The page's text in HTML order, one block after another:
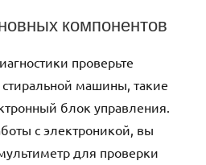
компонентов
проверьте
машины, такие
блок управления.
с электроникой, вы
для проверки